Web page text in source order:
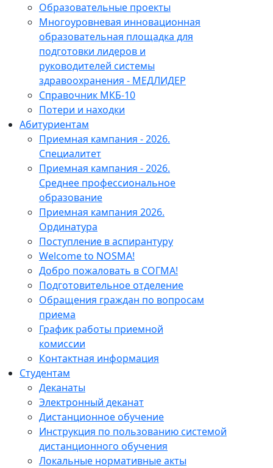
Образовательные проекты
Многоуровневая инновационная
образовательная площадка для
подготовки лидеров и
руководителей системы
здравоохранения - МЕДЛИДЕР
Справочник МКБ-10
Потери и находки
Абитуриентам
Приемная кампания - 2026.
Специалитет
Приемная кампания - 2026.
Среднее профессиональное
образование
Приемная кампания 2026.
Ординатура
Поступление в аспирантуру
Welcome to NOSMA!
Добро пожаловать в СОГМА!
Подготовительное отделение
Обращения граждан по вопросам
приема
График работы приемной
комиссии
Контактная информация
Студентам
Деканаты
Электронный деканат
Дистанционное обучение
Инструкция по пользованию системой
дистанционного обучения
Локальные нормативные акты